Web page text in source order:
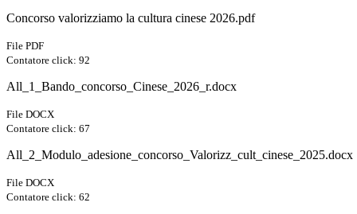
Concorso valorizziamo la cultura cinese 2026.pdf
File PDF
Contatore click: 92
All_1_Bando_concorso_Cinese_2026_r.docx
File DOCX
Contatore click: 67
All_2_Modulo_adesione_concorso_Valorizz_cult_cinese_2025.docx
File DOCX
Contatore click: 62